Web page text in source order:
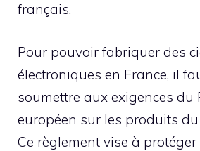
français.
Pour pouvoir fabriquer des
électroniques en France, il
soumettre aux exigences du
européen sur les produits du
Ce règlement vise à